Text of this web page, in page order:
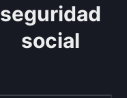
seguridad
social